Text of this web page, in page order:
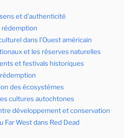
et d’authenticité
rédemption
dans l’Ouest américain
et les réserves naturelles
et festivals historiques
des écosystèmes
cultures autochtones
développement et conservation
Far West dans Red Dead